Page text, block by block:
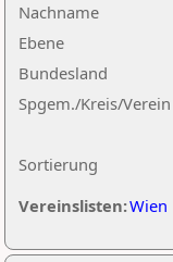
Nachname
Ebene
Sortierung
Bundesland
Spgem./Kreis/Verein
Vereinslisten:Wien